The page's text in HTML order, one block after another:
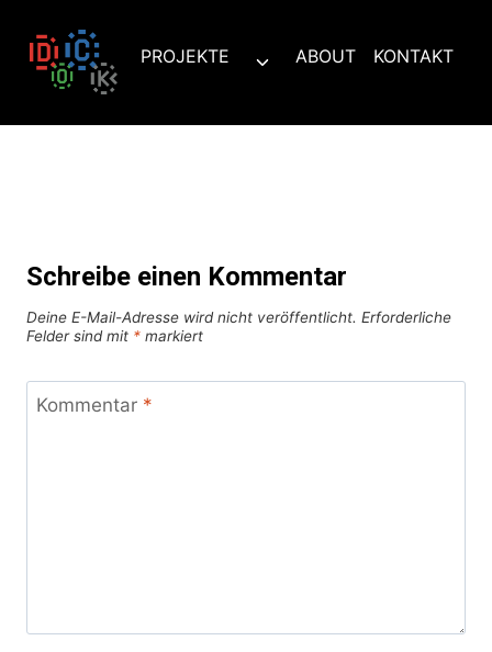
Inhalt
springen
PROJEKTE
Untermenü
ABOUT KONTAKT
Schreibe einen Kommentar
Deine E-Mail-Adresse wird nicht veröffentlicht. Erforderliche
Felder sind mit * markiert
Kommentar *